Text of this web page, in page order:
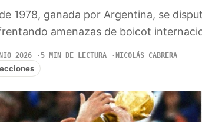
1978, ganada por Argentina, se
amenazas de boicot
2026 5 MIN DE LECTURA NICOLÁS CABRERA